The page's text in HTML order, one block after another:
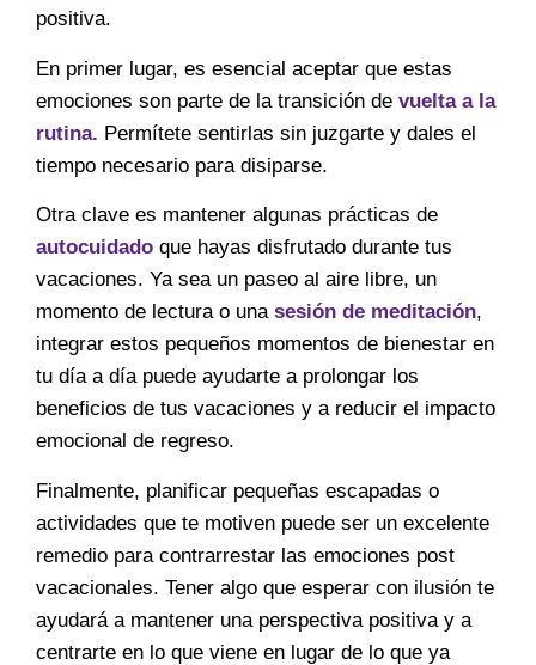
positiva.
En primer lugar, es esencial aceptar que estas
emociones son parte de la transición de vuelta a la
rutina. Permítete sentirlas sin juzgarte y dales el
tiempo necesario para disiparse.
Otra clave es mantener algunas prácticas de
autocuidado que hayas disfrutado durante tus
vacaciones. Ya sea un paseo al aire libre, un
momento de lectura o una sesión de meditación,
integrar estos pequeños momentos de bienestar en
tu día a día puede ayudarte a prolongar los
beneficios de tus vacaciones y a reducir el impacto
emocional de regreso.
Finalmente, planificar pequeñas escapadas o
actividades que te motiven puede ser un excelente
remedio para contrarrestar las emociones post
vacacionales. Tener algo que esperar con ilusión te
ayudará a mantener una perspectiva positiva y a
centrarte en lo que viene en lugar de lo que ya